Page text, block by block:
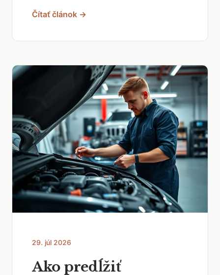
Čítať článok →
29. júl 2026
Ako predĺžiť